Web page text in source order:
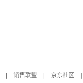
销售联盟 京东社区